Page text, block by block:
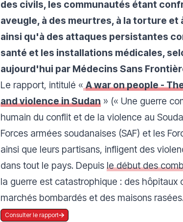
des civils, les communautés étant
aveugle, à des meurtres, à la torture et
ainsi qu'à des attaques persistantes
santé et les installations médicales,
aujourd'hui par Médecins Sans
Le rapport, intitulé « A war on people -
and violence in Sudan » (« Une guerre
humain du conflit et de la violence au
Forces armées soudanaises (SAF) et les
ainsi que leurs partisans, infligent des
dans tout le pays. Depuisle début des
la guerre est catastrophique : des hôpitaux
marchés bombardés et des maisons
Consulter le rapport